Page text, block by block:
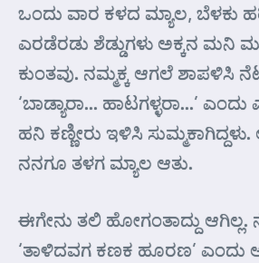
ಒಂದು ವಾರ ಕಳದ ಮ್ಯಾಲ, ಬೆಳಕು
ಎರಡೆರಡು ಶೆಡ್ಡುಗಳು ಅಕ್ಕನ ಮನಿ
ಕುಂತವು. ನಮ್ಮಕ್ಕ ಆಗಲೆ ಶಾಪಳಿಸಿ
‘ಬಾಡ್ಯಾರಾ… ಹಾಟಗಳ್ಳರಾ…’
ಹನಿ ಕಣ್ಣೀರು ಇಳಿಸಿ
ನನಗೂ ತಳಗ ಮ್ಯಾಲ ಆತು.
ಈಗೇನು ತಲಿ ಹೋಗಂತಾದ್ದು ಆಗಿಲ್ಲ.
‘ತಾಳಿದವಗ ಕಣಕ ಹೂರಣ’ ಎಂದು